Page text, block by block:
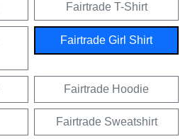
Fairtrade T-Shirt
Fairtrade Girl Shirt
Fairtrade Hoodie
Fairtrade Sweatshirt